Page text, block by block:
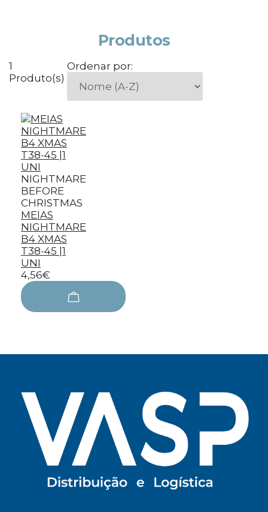
Produtos
1
Produto(s)
Ordenar por:
NIGHTMARE
BEFORE
CHRISTMAS
MEIAS
NIGHTMARE
B4 XMAS
T38-45 |1
UNI
4,56€